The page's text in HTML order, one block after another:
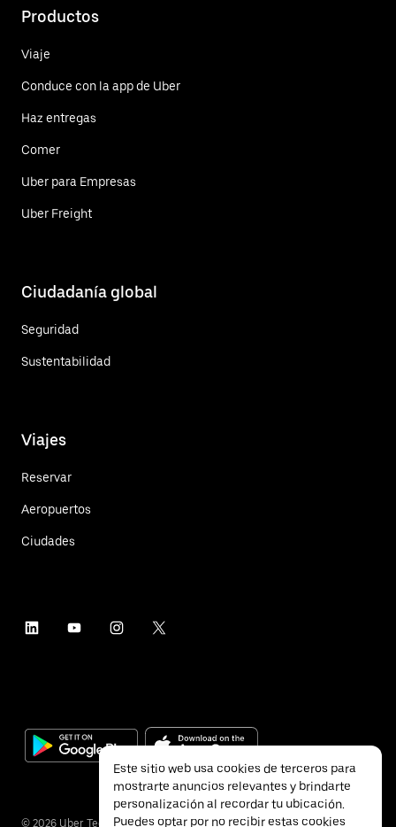
Productos
Viaje
Conduce con la app de Uber
Haz entregas
Comer
Uber para Empresas
Uber Freight
Ciudadanía global
Seguridad
Sustentabilidad
Viajes
Reservar
Aeropuertos
Ciudades
© 2026 Uber Technologies Inc.
Este sitio web usa cookies de terceros para
mostrarte anuncios relevantes y brindarte
personalización al recordar tu ubicación.
Puedes optar por no recibir estas cookies